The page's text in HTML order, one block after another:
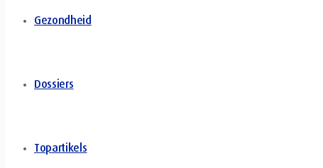
Gezondheid
Dossiers
Topartikels